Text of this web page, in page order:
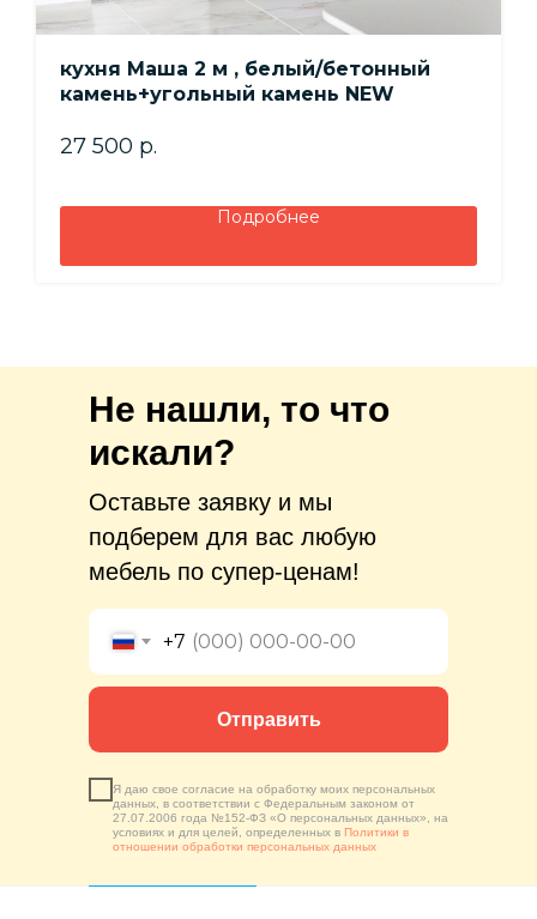
кухня Маша 2 м , белый/бетонный
камень+угольный камень NEW
27 500 р.
Подробнее
Не нашли, то что
искали?
Оставьте заявку и мы
подберем для вас любую
мебель по супер-ценам!
+7
Я даю свое согласие на обработку моих персональных
данных, в соответствии с Федеральным законом от
27.07.2006 года №152-ФЗ «О персональных данных», на
условиях и для целей, определенных в Политики в
отношении обработки персональных данных
Отправить